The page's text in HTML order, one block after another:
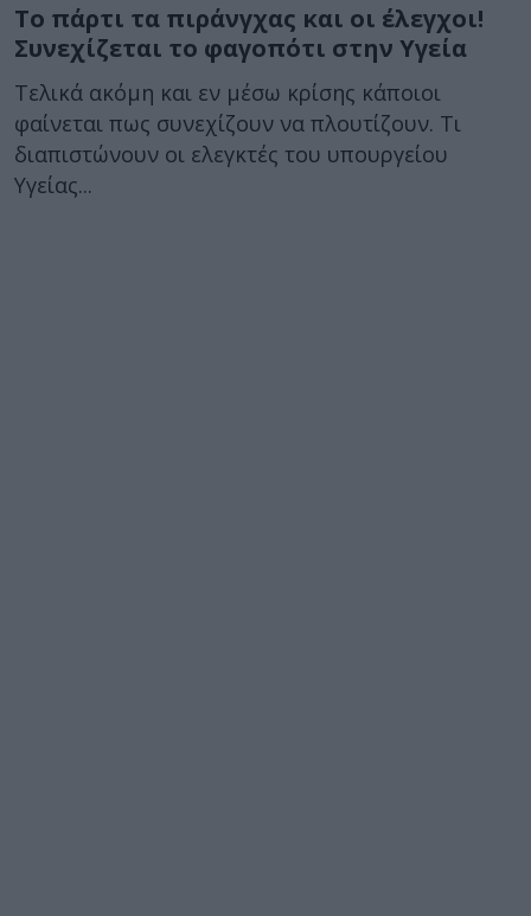
Το πάρτι τα πιράνγχας και οι έλεγχοι!
Συνεχίζεται το φαγοπότι στην Υγεία
Τελικά ακόμη και εν μέσω κρίσης κάποιοι
φαίνεται πως συνεχίζουν να πλουτίζουν. Τι
διαπιστώνουν οι ελεγκτές του υπουργείου
Υγείας...